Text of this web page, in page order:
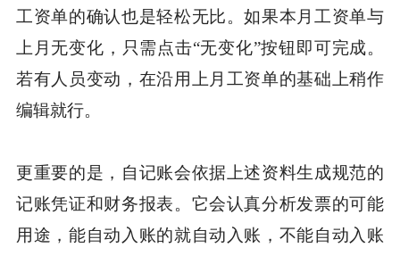
工资单的确认也是轻松无比。如果本月工资单与
上月无变化，只需点击“无变化”按钮即可完成。
若有人员变动，在沿用上月工资单的基础上稍作
编辑就行。
更重要的是，自记账会依据上述资料生成规范的
记账凭证和财务报表。它会认真分析发票的可能
用途，能自动入账的就自动入账，不能自动入账